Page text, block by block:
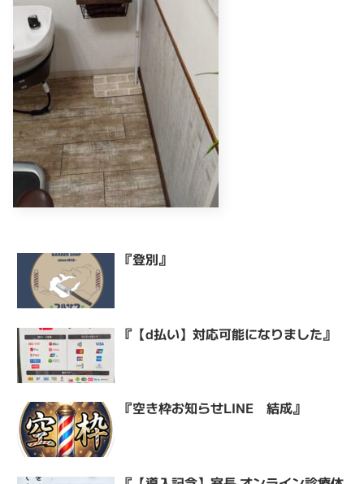
『登別』
『【d払い】対応可能になりました』
『空き枠お知らせLINE 結成』